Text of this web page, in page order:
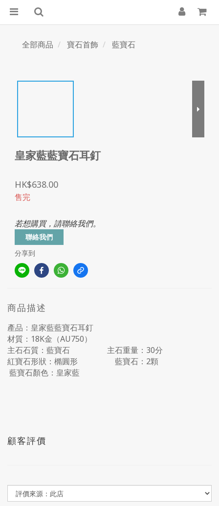
全部商品 寶石首飾 藍寶石
皇家藍藍寶石耳釘
HK$638.00
售完
若想購買，請聯絡我們。
聯絡我們
分享到
商品描述
產品： 皇家藍藍寶石耳釘
材質：18K金（AU750）
主石石質：藍寶石 主石重量：30分
紅寶石形狀：橢圓形 藍寶石：2顆
藍寶石顏色： 皇家藍
顧客評價